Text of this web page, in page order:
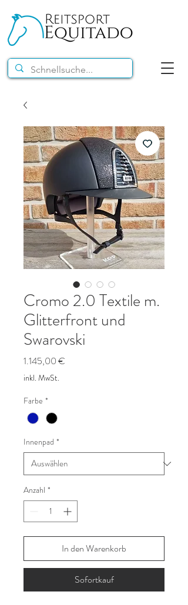
Cromo 2.0 Textile m.
Glitterfront und
Swarovski
1.145,00 €
inkl. MwSt.
Farbe *
Innenpad *
Anzahl *
In den Warenkorb
Sofortkauf